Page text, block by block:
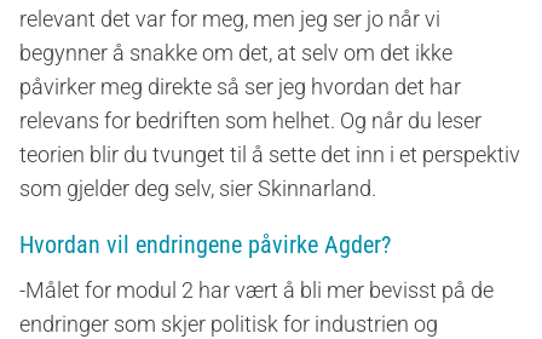
relevant det var for meg, men jeg ser jo når vi
begynner å snakke om det, at selv om det ikke
påvirker meg direkte så ser jeg hvordan det har
relevans for bedriften som helhet. Og når du leser
teorien blir du tvunget til å sette det inn i et perspektiv
som gjelder deg selv, sier Skinnarland.
Hvordan vil endringene påvirke Agder?
-Målet for modul 2 har vært å bli mer bevisst på de
endringer som skjer politisk for industrien og